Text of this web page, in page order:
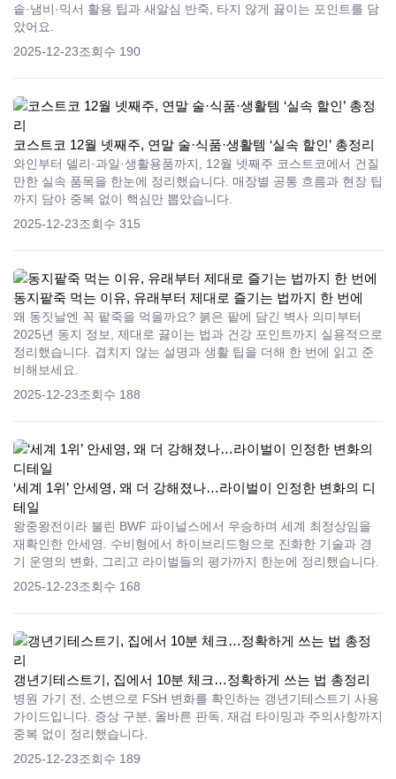
솥·냄비·믹서 활용 팁과 새알심 반죽, 타지 않게 끓이는 포인트를 담
았어요.
2025-12-23조회수 190
코스트코 12월 넷째주, 연말 술·식품·생활템 ‘실속 할인’ 총정리
와인부터 델리·과일·생활용품까지, 12월 넷째주 코스트코에서 건질
만한 실속 품목을 한눈에 정리했습니다. 매장별 공통 흐름과 현장 팁
까지 담아 중복 없이 핵심만 뽑았습니다.
2025-12-23조회수 315
동지팥죽 먹는 이유, 유래부터 제대로 즐기는 법까지 한 번에
왜 동짓날엔 꼭 팥죽을 먹을까요? 붉은 팥에 담긴 벽사 의미부터
2025년 동지 정보, 제대로 끓이는 법과 건강 포인트까지 실용적으로
정리했습니다. 겹치지 않는 설명과 생활 팁을 더해 한 번에 읽고 준
비해보세요.
2025-12-23조회수 188
‘세계 1위’ 안세영, 왜 더 강해졌나…라이벌이 인정한 변화의 디
테일
왕중왕전이라 불린 BWF 파이널스에서 우승하며 세계 최정상임을
재확인한 안세영. 수비형에서 하이브리드형으로 진화한 기술과 경
기 운영의 변화, 그리고 라이벌들의 평가까지 한눈에 정리했습니다.
2025-12-23조회수 168
갱년기테스트기, 집에서 10분 체크…정확하게 쓰는 법 총정리
병원 가기 전, 소변으로 FSH 변화를 확인하는 갱년기테스트기 사용
가이드입니다. 증상 구분, 올바른 판독, 재검 타이밍과 주의사항까지
중복 없이 정리했습니다.
2025-12-23조회수 189